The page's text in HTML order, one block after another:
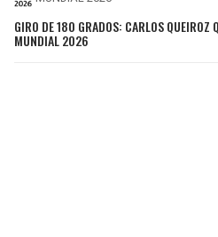
GIRO DE 180 GRADOS: CARLOS QUEIROZ
MUNDIAL 2026